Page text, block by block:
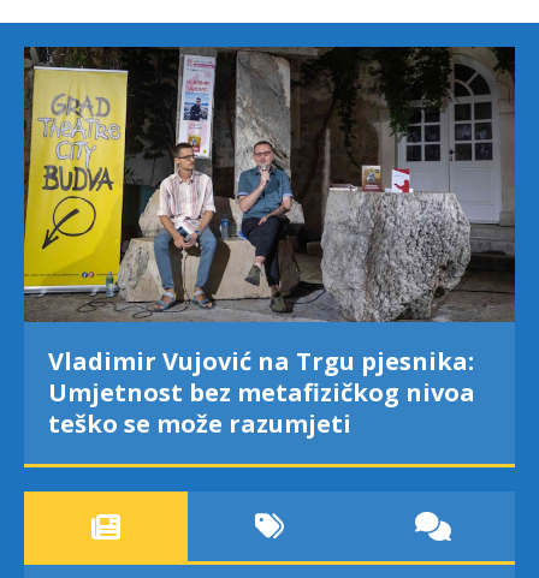
Vladimir Vujović na Trgu pjesnika:
Umjetnost bez metafizičkog nivoa
teško se može razumjeti